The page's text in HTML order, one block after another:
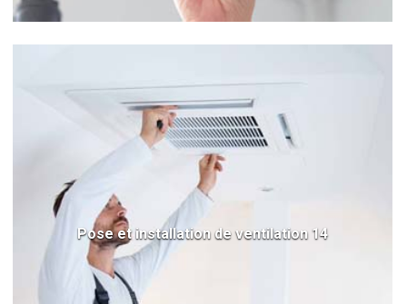
Pose et installation de ventilation 14